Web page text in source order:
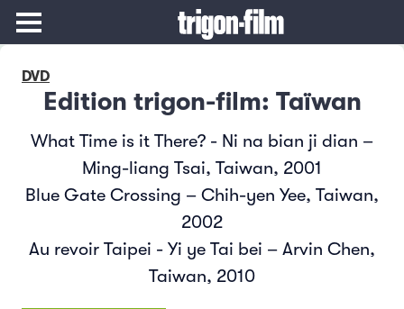
DVD
Edition trigon-film: Taïwan
What Time is it There? - Ni na bian ji dian –
Ming-liang Tsai, Taiwan, 2001
Blue Gate Crossing – Chih-yen Yee, Taiwan,
2002
Au revoir Taipei - Yi ye Tai bei – Arvin Chen,
Taiwan, 2010